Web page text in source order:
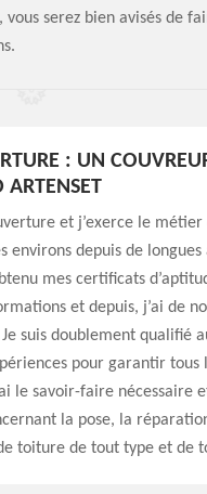
serez bien avisés de
: UN
et j’exerce le
environs depuis de longues
mes certificats
et depuis, j’ai de
Je suis doublement qualifié
pour garantir
le savoir-faire nécessaire
la pose, la
toiture de tout type et de